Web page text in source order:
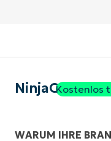
NinjaOneKostenlos
WARUM IHRE